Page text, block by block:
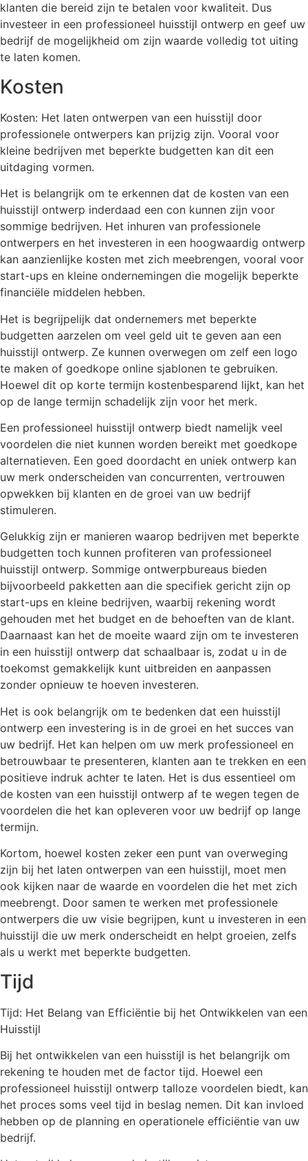
klanten die bereid zijn te betalen voor kwaliteit. Dus
investeer in een professioneel huisstijl ontwerp en geef uw
bedrijf de mogelijkheid om zijn waarde volledig tot uiting
te laten komen.
Kosten
Kosten: Het laten ontwerpen van een huisstijl door
professionele ontwerpers kan prijzig zijn. Vooral voor
kleine bedrijven met beperkte budgetten kan dit een
uitdaging vormen.
Het is belangrijk om te erkennen dat de kosten van een
huisstijl ontwerp inderdaad een con kunnen zijn voor
sommige bedrijven. Het inhuren van professionele
ontwerpers en het investeren in een hoogwaardig ontwerp
kan aanzienlijke kosten met zich meebrengen, vooral voor
start-ups en kleine ondernemingen die mogelijk beperkte
financiële middelen hebben.
Het is begrijpelijk dat ondernemers met beperkte
budgetten aarzelen om veel geld uit te geven aan een
huisstijl ontwerp. Ze kunnen overwegen om zelf een logo
te maken of goedkope online sjablonen te gebruiken.
Hoewel dit op korte termijn kostenbesparend lijkt, kan het
op de lange termijn schadelijk zijn voor het merk.
Een professioneel huisstijl ontwerp biedt namelijk veel
voordelen die niet kunnen worden bereikt met goedkope
alternatieven. Een goed doordacht en uniek ontwerp kan
uw merk onderscheiden van concurrenten, vertrouwen
opwekken bij klanten en de groei van uw bedrijf
stimuleren.
Gelukkig zijn er manieren waarop bedrijven met beperkte
budgetten toch kunnen profiteren van professioneel
huisstijl ontwerp. Sommige ontwerpbureaus bieden
bijvoorbeeld pakketten aan die specifiek gericht zijn op
start-ups en kleine bedrijven, waarbij rekening wordt
gehouden met het budget en de behoeften van de klant.
Daarnaast kan het de moeite waard zijn om te investeren
in een huisstijl ontwerp dat schaalbaar is, zodat u in de
toekomst gemakkelijk kunt uitbreiden en aanpassen
zonder opnieuw te hoeven investeren.
Het is ook belangrijk om te bedenken dat een huisstijl
ontwerp een investering is in de groei en het succes van
uw bedrijf. Het kan helpen om uw merk professioneel en
betrouwbaar te presenteren, klanten aan te trekken en een
positieve indruk achter te laten. Het is dus essentieel om
de kosten van een huisstijl ontwerp af te wegen tegen de
voordelen die het kan opleveren voor uw bedrijf op lange
termijn.
Kortom, hoewel kosten zeker een punt van overweging
zijn bij het laten ontwerpen van een huisstijl, moet men
ook kijken naar de waarde en voordelen die het met zich
meebrengt. Door samen te werken met professionele
ontwerpers die uw visie begrijpen, kunt u investeren in een
huisstijl die uw merk onderscheidt en helpt groeien, zelfs
als u werkt met beperkte budgetten.
Tijd
Tijd: Het Belang van Efficiëntie bij het Ontwikkelen van een
Huisstijl
Bij het ontwikkelen van een huisstijl is het belangrijk om
rekening te houden met de factor tijd. Hoewel een
professioneel huisstijl ontwerp talloze voordelen biedt, kan
het proces soms veel tijd in beslag nemen. Dit kan invloed
hebben op de planning en operationele efficiëntie van uw
bedrijf.